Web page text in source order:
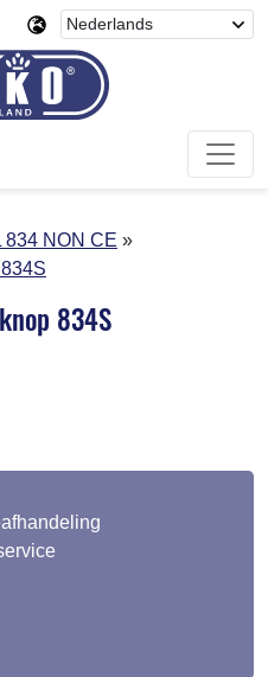
834 NON CE
834S